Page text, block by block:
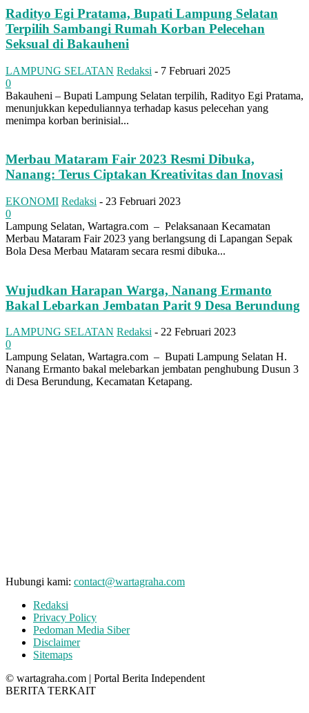
Radityo Egi Pratama, Bupati Lampung Selatan
Terpilih Sambangi Rumah Korban Pelecehan
Seksual di Bakauheni
LAMPUNG SELATAN Redaksi - 7 Februari 2025
0
Bakauheni – Bupati Lampung Selatan terpilih, Radityo Egi Pratama,
menunjukkan kepeduliannya terhadap kasus pelecehan yang
menimpa korban berinisial...
Merbau Mataram Fair 2023 Resmi Dibuka,
Nanang: Terus Ciptakan Kreativitas dan Inovasi
EKONOMI Redaksi - 23 Februari 2023
0
Lampung Selatan, Wartagra.com – Pelaksanaan Kecamatan
Merbau Mataram Fair 2023 yang berlangsung di Lapangan Sepak
Bola Desa Merbau Mataram secara resmi dibuka...
Wujudkan Harapan Warga, Nanang Ermanto
Bakal Lebarkan Jembatan Parit 9 Desa Berundung
LAMPUNG SELATAN Redaksi - 22 Februari 2023
0
Lampung Selatan, Wartagra.com – Bupati Lampung Selatan H.
Nanang Ermanto bakal melebarkan jembatan penghubung Dusun 3
di Desa Berundung, Kecamatan Ketapang.
Hubungi kami: contact@wartagraha.com
Redaksi
Privacy Policy
Pedoman Media Siber
Disclaimer
Sitemaps
© wartagraha.com | Portal Berita Independent
BERITA TERKAIT